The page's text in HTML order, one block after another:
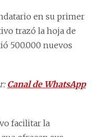
en su primer
trazó la hoja de
500.000 nuevos
Canal de WhatsApp
facilitar la